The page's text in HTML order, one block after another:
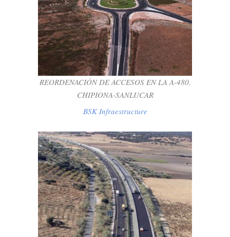
REORDENACIÓN DE ACCESOS EN LA A-
480. CHIPIONA-SANLUCAR
BSK Infraestructure
REORDENACIÓN DE ACCESOS EN LA A-480.
CHIPIONA-SANLUCAR
BSK Infraestructure